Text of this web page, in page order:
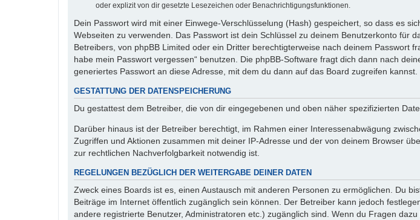
oder explizit von dir gesetzte Lesezeichen oder Benachrichtigungsfunktionen.
Dein Passwort wird mit einer Einwege-Verschlüsselung (Hash) gespeichert, so dass es
Webseiten zu verwenden. Das Passwort ist dein Schlüssel zu deinem Benutzerkonto für
Betreibers, von phpBB Limited oder ein Dritter berechtigterweise nach deinem Passwort
habe mein Passwort vergessen“ benutzen. Die phpBB-Software fragt dich dann nach
generiertes Passwort an diese Adresse, mit dem du dann auf das Board zugreifen kannst.
GESTATTUNG DER DATENSPEICHERUNG
Du gestattest dem Betreiber, die von dir eingegebenen und oben näher spezifizierten
Darüber hinaus ist der Betreiber berechtigt, im Rahmen einer Interessenabwägung
Zugriffen und Aktionen zusammen mit deiner IP-Adresse und der von deinem Browser
zur rechtlichen Nachverfolgbarkeit notwendig ist.
REGELUNGEN BEZÜGLICH DER WEITERGABE DEINER DATEN
Zweck eines Boards ist es, einen Austausch mit anderen Personen zu ermöglichen. Du
Beiträge im Internet öffentlich zugänglich sein können. Der Betreiber kann jedoch
andere registrierte Benutzer, Administratoren etc.) zugänglich sind. Wenn du Fragen